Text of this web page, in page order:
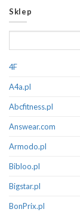
CALVIN KLEIN
Camel Active
Canadian Peak
Champion
CMP
Columbia
Dare 2B
Decathlon
Diesel
Sklep
4F
A4a.pl
Abcfitness.pl
Answear.com
Armodo.pl
Bibloo.pl
Bigstar.pl
BonPrix.pl